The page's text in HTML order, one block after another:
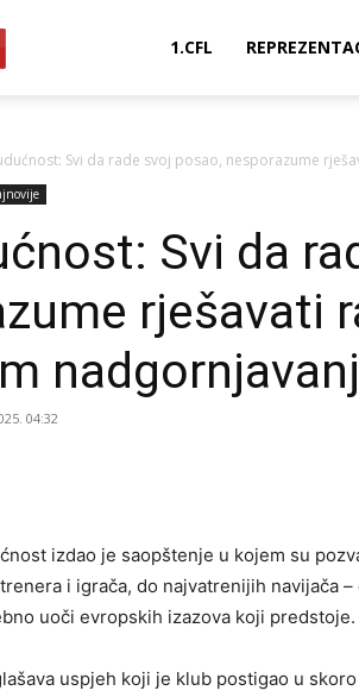
1.CFL
Svi da rade svoj posao, nesporazume
Svi da
rješavati
04:32
izdao je saopštenje u kojem su
i igrača, do najvatrenijih navijača
uoči evropskih izazova koji predstoje.
uspjeh koji je klub postigao u